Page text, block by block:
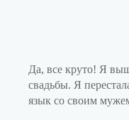
Да, все круто! Я
свадьбы. Я
язык со своим